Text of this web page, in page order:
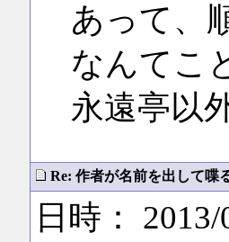
あって、
なんてこ
永遠亭以
Re: 作者が名前を出して
日時：